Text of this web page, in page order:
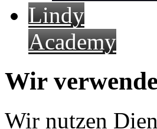
Lindy
Academy
Wir
Wir nutzen